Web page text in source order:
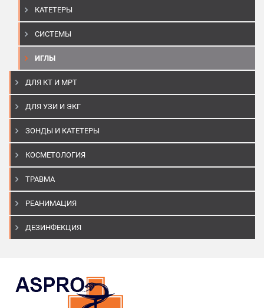
КАТЕТЕРЫ
СИСТЕМЫ
ИГЛЫ
ДЛЯ КТ И МРТ
ДЛЯ УЗИ И ЭКГ
ЗОНДЫ И КАТЕТЕРЫ
КОСМЕТОЛОГИЯ
ТРАВМА
РЕАНИМАЦИЯ
ДЕЗИНФЕКЦИЯ